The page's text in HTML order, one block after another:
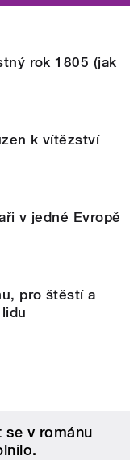
rok 1805 (jak
k vítězství
v jedné Evropě
pro štěstí a
se v románu